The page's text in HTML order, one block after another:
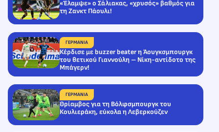
«Έλαμψε» ο Σάλιακας, «χρυσός» βαθμός για
τη Ζανκτ Πάουλι!
ΓΕΡΜΑΝΙΑ
Κέρδισε με buzzer beater η Άουγκσμπουργκ
του θετικού Γιαννούλη – Νίκη-αντίδοτο της
Μπάγερν!
ΓΕΡΜΑΝΙΑ
Θρίαμβος για τη Βόλφσμπουργκ του
Κουλιεράκη, εύκολα η Λεβερκούζεν